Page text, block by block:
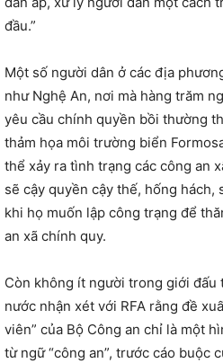
đầu.”
Một số người dân ở các địa
như Nghệ An, nơi mà hàng trăm
yêu cầu chính quyền bồi thường
thảm họa môi trường biển
thể xảy ra tình trạng các công an
sẽ cậy quyền cậy thế, hống hách,
khi họ muốn lập công trạng để
an xã chính quy.
Còn không ít người trong giới đấu
nước nhận xét với RFA rằng đề
viên” của Bộ Công an chỉ là một
từ ngữ “công an”, trước cáo buộc